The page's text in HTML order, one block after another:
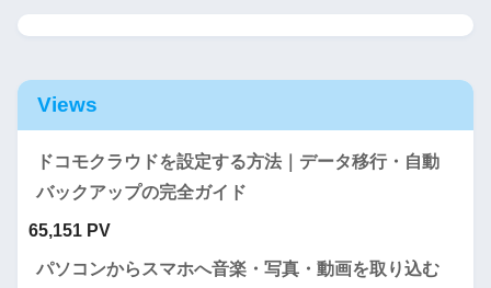
Views
ドコモクラウドを設定する方法｜データ移行・自動
バックアップの完全ガイド
65,151 PV
パソコンからスマホへ音楽・写真・動画を取り込む